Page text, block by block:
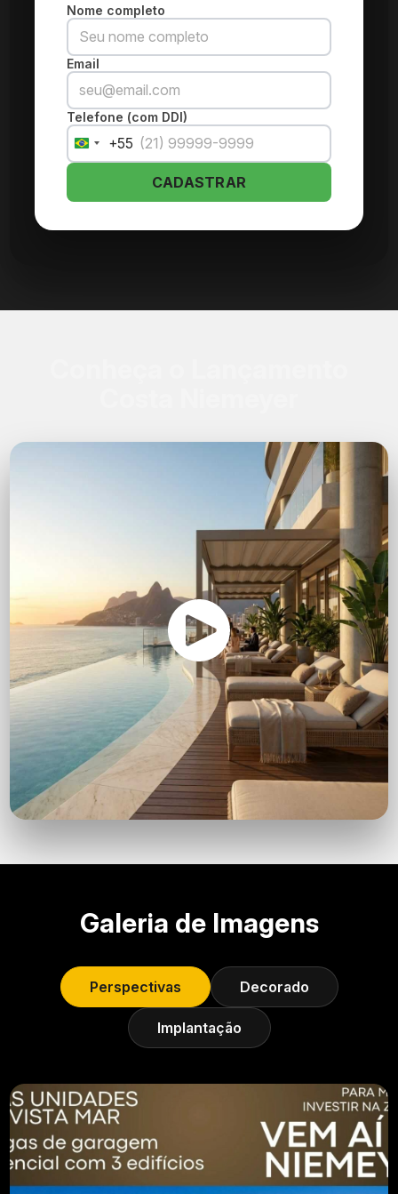
Nome completo
Email
Telefone (com DDI)
Brazil
+55
+55
CADASTRAR
Galeria de Imagens
Perspectivas Decorado
Implantação